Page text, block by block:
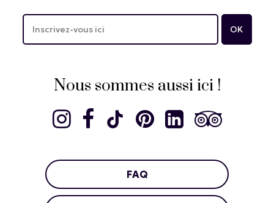
Nous sommes aussi ici !
FAQ